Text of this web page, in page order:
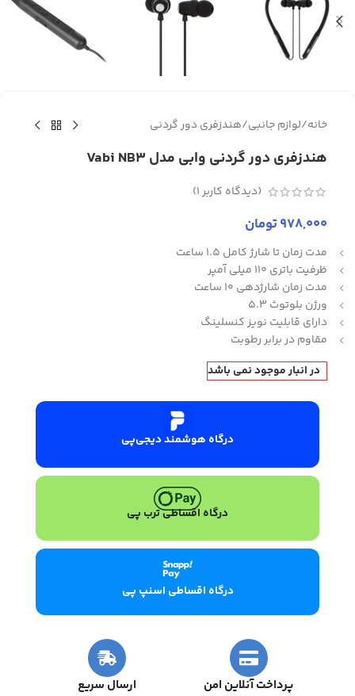
خانه/لوازم جانبی/هندزفری دور گردنی
هندزفری دور گردنی وابی مدل Vabi NB3
(دیدگاه کاربر1
)
978,000تومان
مدت زمان تا شارژ کامل 1.5 ساعت
ظرفیت باتری 110 میلی آمپر
مدت زمان شارژدهی 10 ساعت
ورژن بلوتوث 5.3
دارای قابلیت نویز کنسلینگ
مقاوم در برابر رطوبت
در انبار موجود نمی باشد
درگاه هوشمند دیجی‌پی
درگاه اقساطی ترب پی
درگاه اقساطی اسنپ پی
پرداخت آنلاین امن ارسال سریع